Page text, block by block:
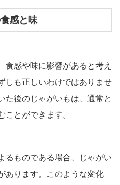
感と味
食感や味に影響があると考え
しも正しいわけではありませ
た後のじゃがいもは、通常と
ことができます。
るものである場合、じゃがい
あります。このような変化